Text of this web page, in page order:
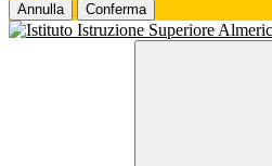
Annulla Conferma